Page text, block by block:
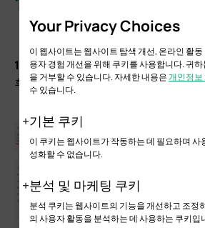
1단계. 라우터에 로그인하여VPN>
후
‘Add’를 클릭합니다.
Your Privacy Choices
이 웹사이트는 웹사이트 탐색 개선, 온라인 활
용자 경험 개선을 위해 쿠키를 사용합니다. 귀
을 거부할 수 있습니다. 자세한 내용은개인정보
수 있습니다.
기본 쿠키
이 쿠키는 웹사이트가 작동하는 데 필요하며
성화할 수 없습니다.
분석 및 마케팅 쿠키
분석 쿠키는 웹사이트의 기능을 개선하고 조정
의 사용자 활동을 분석하는 데 사용하는 쿠키입